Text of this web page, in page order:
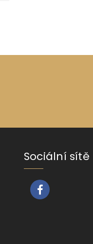
Sociální sítě